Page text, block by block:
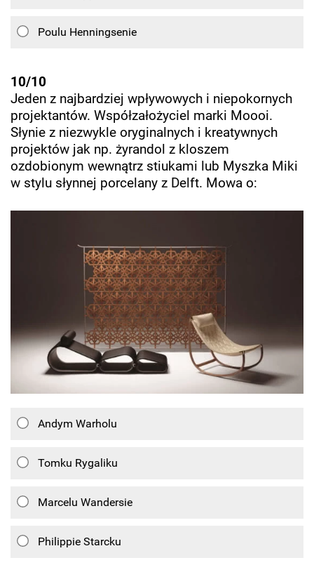
Poulu Henningsenie
10/10
Jeden z najbardziej wpływowych i niepokornych
projektantów. Współzałożyciel marki Moooi.
Słynie z niezwykle oryginalnych i kreatywnych
projektów jak np. żyrandol z kloszem
ozdobionym wewnątrz stiukami lub Myszka Miki
w stylu słynnej porcelany z Delft. Mowa o:
Andym Warholu
Tomku Rygaliku
Marcelu Wandersie
Philippie Starcku